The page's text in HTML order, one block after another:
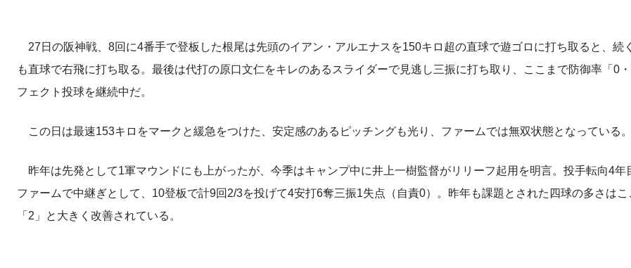
27日の阪神戦、8回に4番手で登板した根尾は先頭のイアン・アルエナスを150キロ超の直球で遊ゴロに打ち取ると、続
も直球で右飛に打ち取る。最後は代打の原口文仁をキレのあるスライダーで見逃し三振に打ち取り、ここまで防御率「0
フェクト投球を継続中だ。
この日は最速153キロをマークと緩急をつけた、安定感のあるピッチングも光り、ファームでは無双状態となっている。
昨年は先発として1軍マウンドにも上がったが、今季はキャンプ中に井上一樹監督がリリーフ起用を明言。投手転向4年
ファームで中継ぎとして、10登板で計9回2/3を投げて4安打6奪三振1失点（自責0）。昨年も課題とされた四球の多さはこ
「2」と大きく改善されている。